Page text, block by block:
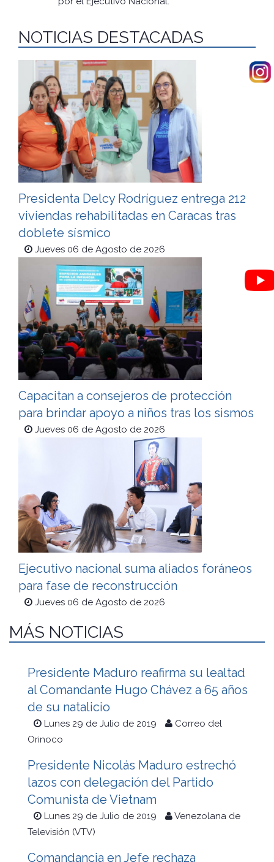
NOTICIAS DESTACADAS
Presidenta Delcy Rodríguez entrega 212
viviendas rehabilitadas en Caracas tras
doblete sísmico
Jueves 06 de Agosto de 2026
Capacitan a consejeros de protección
para brindar apoyo a niños tras los sismos
Jueves 06 de Agosto de 2026
Ejecutivo nacional suma aliados foráneos
para fase de reconstrucción
Jueves 06 de Agosto de 2026
MÁS NOTICIAS
Presidente Maduro reafirma su lealtad
al Comandante Hugo Chávez a 65 años
de su natalicio
Lunes 29 de Julio de 2019
Correo del
Orinoco
Presidente Nicolás Maduro estrechó
lazos con delegación del Partido
Comunista de Vietnam
Lunes 29 de Julio de 2019
Venezolana de
Televisión (VTV)
Comandancia en Jefe rechaza